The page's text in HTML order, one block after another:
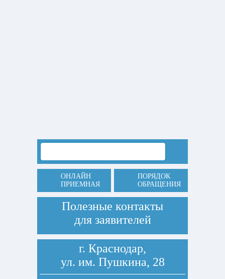
ОНЛАЙН
ПРИЕМНАЯ
ПОРЯДОК
ОБРАЩЕНИЯ
Полезные контакты
для заявителей
г. Краснодар,
ул. им. Пушкина, 28